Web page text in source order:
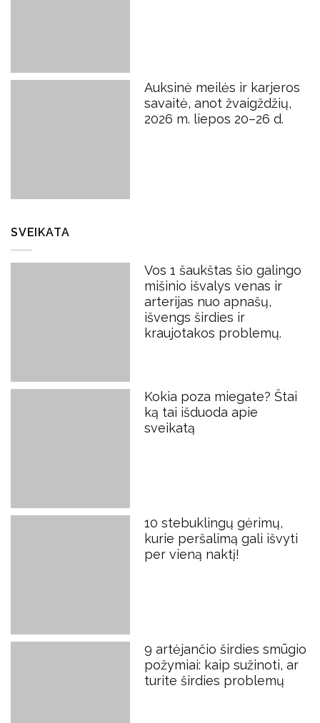
Auksinė meilės ir karjeros
savaitė, anot žvaigždžių,
2026 m. liepos 20–26 d.
SVEIKATA
Vos 1 šaukštas šio galingo
mišinio išvalys venas ir
arterijas nuo apnašų,
išvengs širdies ir
kraujotakos problemų.
Kokia poza miegate? Štai
ką tai išduoda apie
sveikatą
10 stebuklingų gėrimų,
kurie peršalimą gali išvyti
per vieną naktį!
9 artėjančio širdies smūgio
požymiai: kaip sužinoti, ar
turite širdies problemų